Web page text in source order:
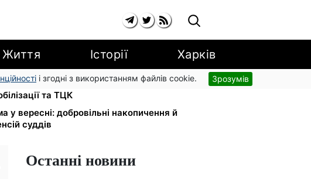
Життя Історії Харків
і згодні з використанням файлів cookie. Зрозумів
мільйони в розшуку: Федоров розкрив
та ТЦК
у вересні: добровільні накопичення й
суддів
Останні новини